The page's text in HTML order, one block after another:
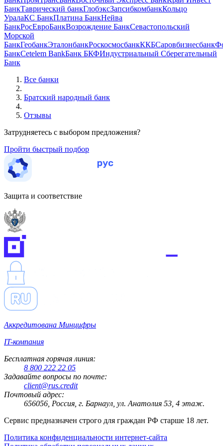
БанкТаврический банкГлобэксЗапсибкомбанкКольцо
УралаКС БанкПлатина БанкНейва
БанкРосЕвроБанкВозрождение БанкСевастопольский
Морской
БанкГеобанкЭталонбанкРоскосмосбанкККБСаровбизнесбанк
БанкCetelem BankБанк БКФИндустриальный Сберегательный
Банк
Все банки
Братский народный банк
Отзывы
Затрудняетесь с выбором предложения?
Пройти быстрый подбор
Защита и соответствие
Аккредитована Минцифры
IT-компания
Бесплатная горячая линия:
8 800 222 22 05
Задавайте вопросы по почте:
client@rus.credit
Почтовый адрес:
656056, Россия, г. Барнаул, ул. Анатолия 53, 4 этаж.
Сервис предназначен строго для граждан РФ старше 18 лет.
Политика конфиденциальности интернет-сайта